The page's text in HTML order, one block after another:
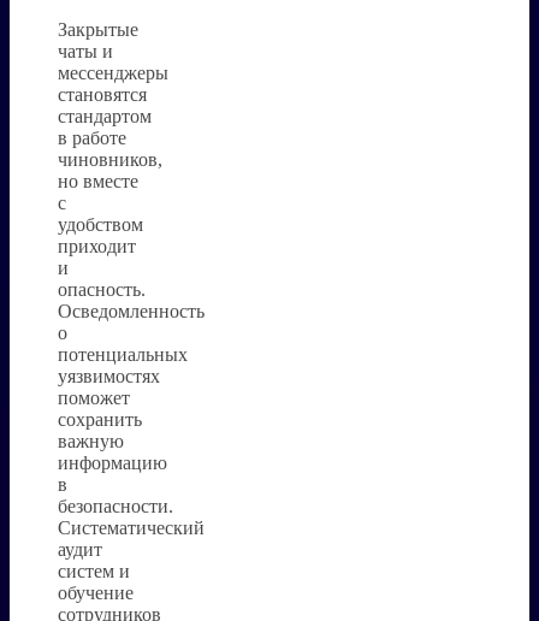
Закрытые
чаты и
мессенджеры
становятся
стандартом
в работе
чиновников,
но вместе
с
удобством
приходит
и
опасность.
Осведомленность
о
потенциальных
уязвимостях
поможет
сохранить
важную
информацию
в
безопасности.
Систематический
аудит
систем и
обучение
сотрудников